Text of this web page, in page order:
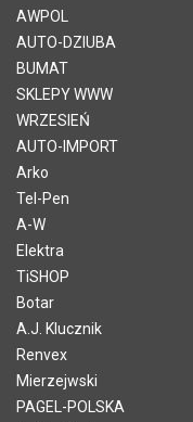
AWPOL
AUTO-DZIUBA
BUMAT
SKLEPY WWW
WRZESIEŃ
AUTO-IMPORT
Arko
Tel-Pen
A-W
Elektra
TiSHOP
Botar
A.J. Klucznik
Renvex
Mierzejwski
PAGEL-POLSKA